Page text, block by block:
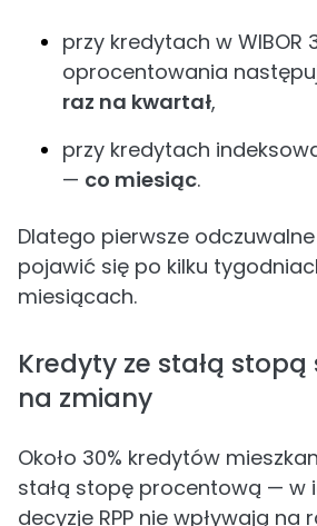
przy kredytach w WIBOR
oprocentowania
raz na kwartał,
przy kredytach
— co miesiąc.
Dlatego pierwsze
pojawić się po kilku
miesiącach.
Kredyty ze stałą
na zmiany
Około 30% kredytów
stałą stopę procentową — w
decyzje RPP nie wpływają na